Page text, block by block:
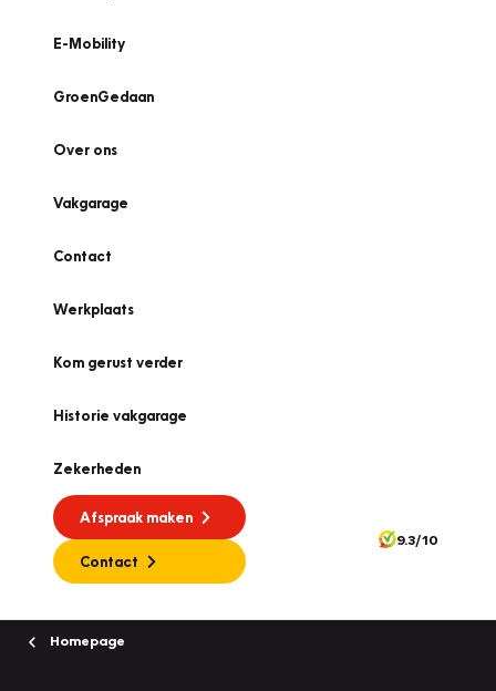
E-Mobility
GroenGedaan
Over ons
Vakgarage
Contact
Werkplaats
Kom gerust verder
Historie vakgarage
Zekerheden
Afspraak maken
Contact
9.3/10
Homepage